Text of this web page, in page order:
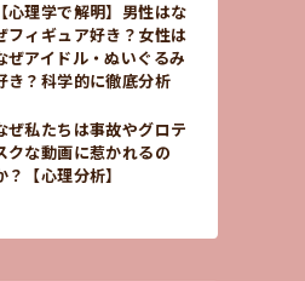
【心理学で解明】男性はな
フィギュア好き？女性は
ぜアイドル・ぬいぐるみ
き？科学的に徹底分析
ぜ私たちは事故やグロテ
クな動画に惹かれるの
？【心理分析】